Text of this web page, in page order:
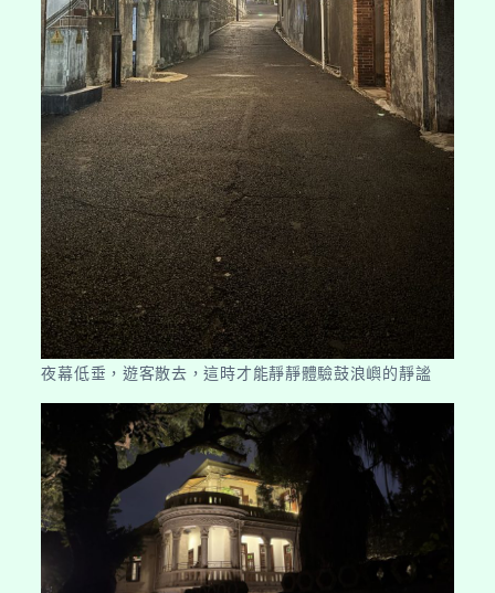
夜幕低垂，遊客散去，這時才能靜靜體驗鼓浪嶼的靜謐